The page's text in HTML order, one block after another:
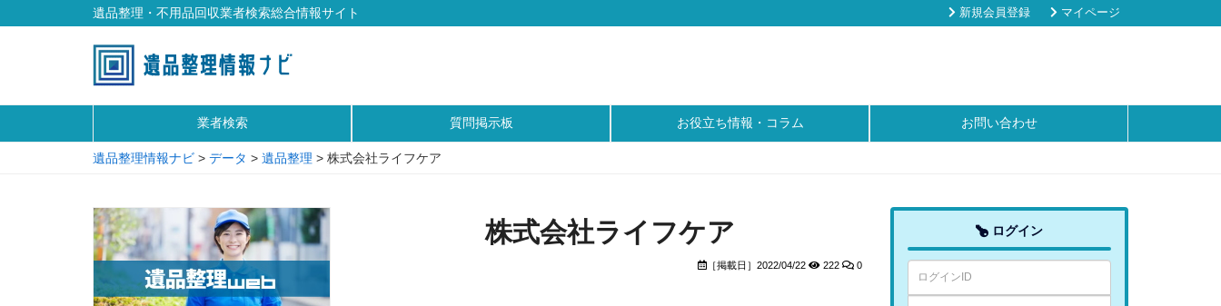
遺品整理・不用品回収業者検索総合情報サイト 新規会員登録 マイページ
業者検索 質問掲示板 お役立ち情報・コラム お問い合わせ
遺品整理情報ナビ > データ > 遺品整理 > 株式会社ライフケア
株式会社ライフケア
［掲載日］2022/04/22 222 0
ログイン